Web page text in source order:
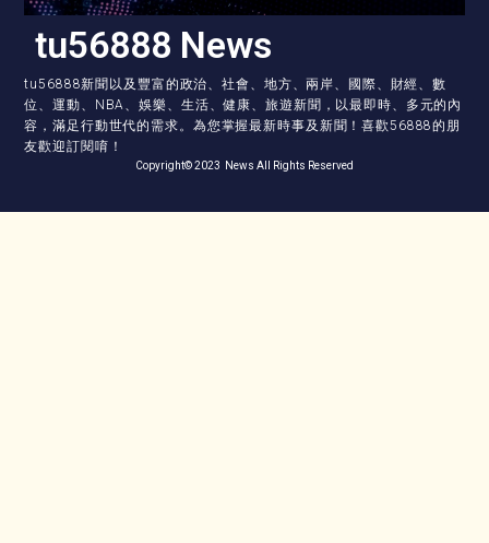
tu56888 News
tu56888新聞以及豐富的政治、社會、地方、兩岸、國際、財經、數
位、運動、NBA、娛樂、生活、健康、旅遊新聞，以最即時、多元的內
容，滿足行動世代的需求。為您掌握最新時事及新聞！喜歡56888的朋
友歡迎訂閱唷！
Copyright© 2023 News All Rights Reserved